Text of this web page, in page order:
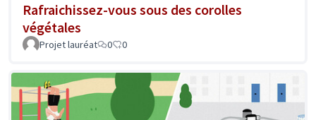
Rafraichissez-vous sous des corolles
végétales
Projet lauréat 0 0